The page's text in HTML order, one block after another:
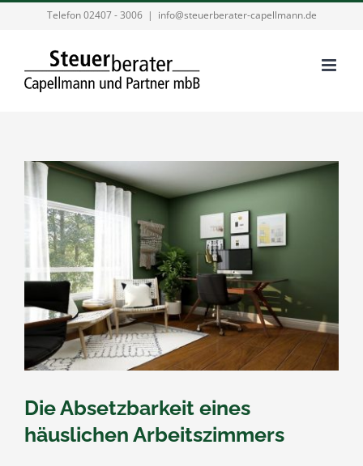
Telefon 02407 - 3006 | info@steuerberater-capellmann.de
Die Absetzbarkeit eines
häuslichen Arbeitszimmers